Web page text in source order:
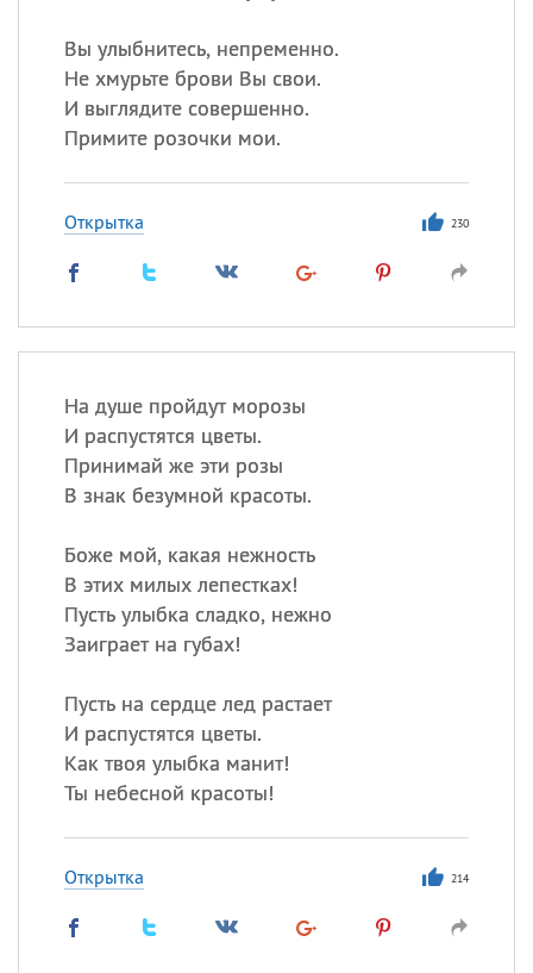
Вы улыбнитесь, непременно.
Не хмурьте брови Вы свои.
И выглядите совершенно.
Примите розочки мои.
Открытка 230
На душе пройдут морозы
И распустятся цветы.
Принимай же эти розы
В знак безумной красоты.
Боже мой, какая нежность
В этих милых лепестках!
Пусть улыбка сладко, нежно
Заиграет на губах!
Пусть на сердце лед растает
И распустятся цветы.
Как твоя улыбка манит!
Ты небесной красоты!
Открытка 214